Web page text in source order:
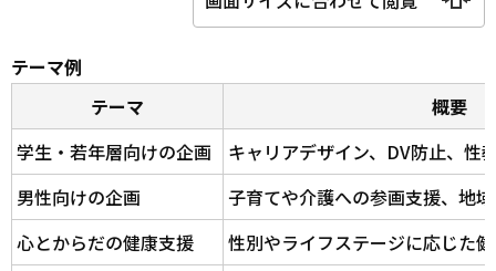
テーマ例
テーマ
概要
学生・若年層向けの企画
キャリアデザイン、DV防止、性
男性向けの企画
子育てや介護への参画支援、地
心とからだの健康支援
性別やライフステージに応じた